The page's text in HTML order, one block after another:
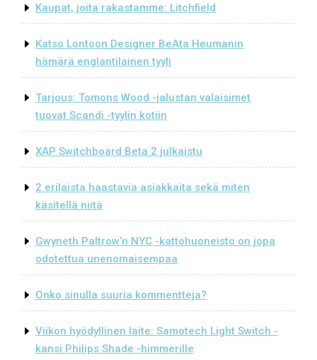
Kaupat, joita rakastamme: Litchfield
Katso Lontoon Designer BeAta Heumanin
hämärä englantilainen tyyli
Tarjous: Tomons Wood -jalustan valaisimet
tuovat Scandi -tyylin kotiin
XAP Switchboard Beta 2 julkaistu
2 erilaista haastavia asiakkaita sekä miten
käsitellä niitä
Gwyneth Paltrow’n NYC -kattohuoneisto on jopa
odotettua unenomaisempaa
Onko sinulla suuria kommentteja?
Viikon hyödyllinen laite: Samotech Light Switch -
kansi Philips Shade -himmerille